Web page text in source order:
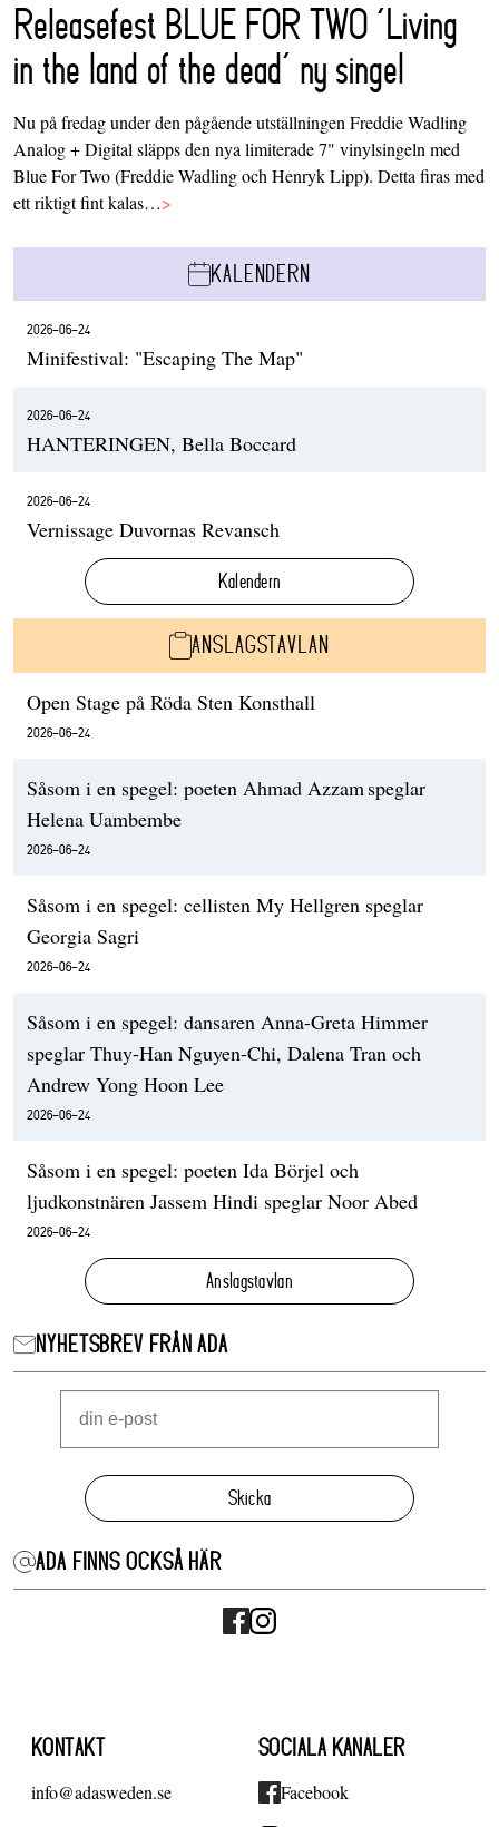
Releasefest BLUE FOR TWO ‘Living
in the land of the dead’ ny singel
Nu på fredag under den pågående utställningen Freddie Wadling
Analog + Digital släpps den nya limiterade 7" vinylsingeln med
Blue For Two (Freddie Wadling och Henryk Lipp). Detta firas med
ett riktigt fint kalas…>
KALENDERN
2026-06-24
Minifestival: "Escaping The Map"
2026-06-24
HANTERINGEN, Bella Boccard
2026-06-24
Vernissage Duvornas Revansch
Kalendern
ANSLAGSTAVLAN
Open Stage på Röda Sten Konsthall
2026-06-24
Såsom i en spegel: poeten Ahmad Azzam speglar
Helena Uambembe
2026-06-24
Såsom i en spegel: cellisten My Hellgren speglar
Georgia Sagri
2026-06-24
Såsom i en spegel: dansaren Anna-Greta Himmer
speglar Thuy-Han Nguyen-Chi, Dalena Tran och
Andrew Yong Hoon Lee
2026-06-24
Såsom i en spegel: poeten Ida Börjel och
ljudkonstnären Jassem Hindi speglar Noor Abed
2026-06-24
Anslagstavlan
NYHETSBREV FRÅN ADA
Skicka
ADA FINNS OCKSÅ HÄR
KONTAKT
info@adasweden.se
SOCIALA KANALER
Facebook